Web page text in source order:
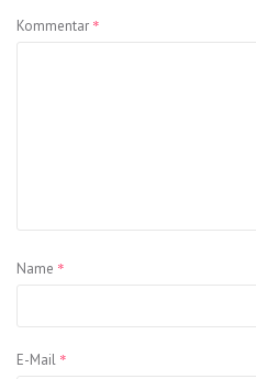
Kommentar *
Name *
E-Mail *